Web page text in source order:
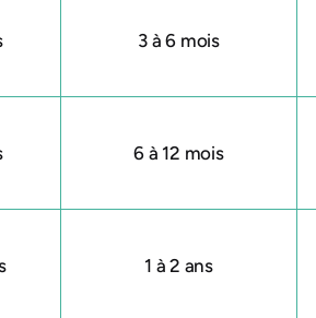
3 à 6 mois
6 à 12 mois
1 à 2 ans